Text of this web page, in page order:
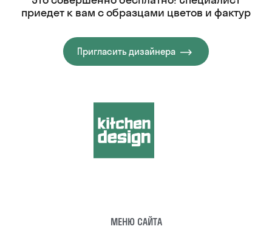
приедет к вам с образцами цветов и фактур
Пригласить дизайнера
МЕНЮ САЙТА